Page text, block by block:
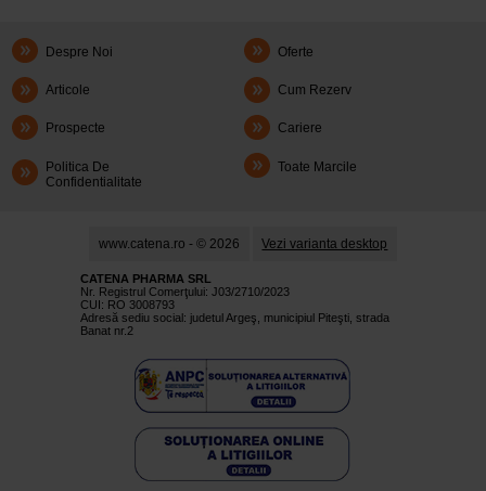
Despre Noi Oferte
Articole Cum Rezerv
Prospecte Cariere
Politica De
Confidentialitate
Toate Marcile
www.catena.ro - © 2026 Vezi varianta desktop
CATENA PHARMA SRL
Nr. Registrul Comerţului: J03/2710/2023
CUI: RO 3008793
Adresă sediu social: judetul Argeş, municipiul Piteşti, strada
Banat nr.2